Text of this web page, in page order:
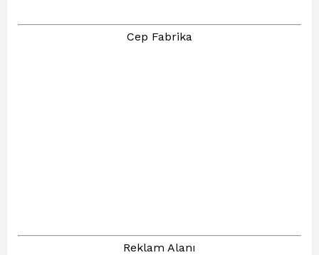
Cep Fabrika
Reklam Alanı